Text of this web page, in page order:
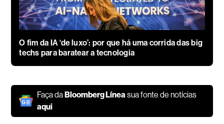
O fim da IA ‘de luxo’: por que há uma corrida das big
techs para baratear a tecnologia
Faça daBloomberg Línea sua fonte de notícias
aqui